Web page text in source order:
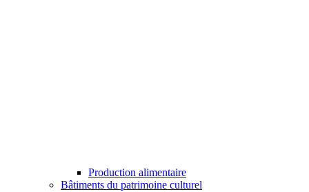
Production alimentaire
Bâtiments du patrimoine culturel